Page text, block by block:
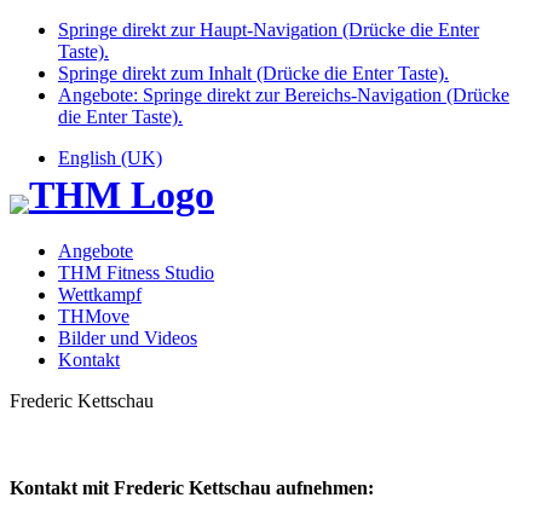
Springe direkt zur Haupt-Navigation (Drücke die Enter
Taste).
Springe direkt zum Inhalt (Drücke die Enter Taste).
Angebote: Springe direkt zur Bereichs-Navigation (Drücke
die Enter Taste).
English (UK)
Angebote
THM Fitness Studio
Wettkampf
THMove
Bilder und Videos
Kontakt
Frederic Kettschau
Kontakt mit Frederic Kettschau aufnehmen: